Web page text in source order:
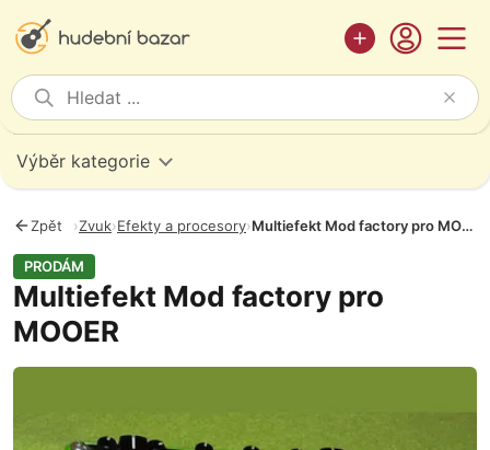
Výběr kategorie
Zpět ›Zvuk›Efekty a procesory› Multiefekt Mod factory pro MOOER
PRODÁM
Multiefekt Mod factory pro
MOOER
Fotografie